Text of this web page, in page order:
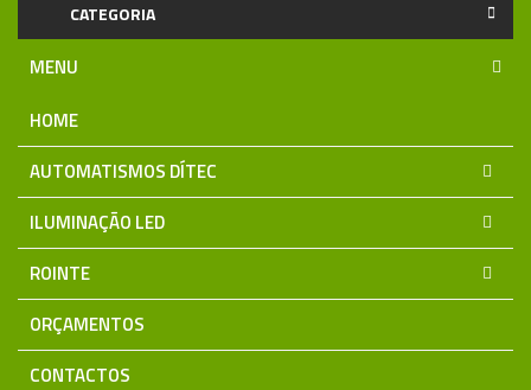
CATEGORIA
MENU
HOME
AUTOMATISMOS DÍTEC
ILUMINAÇÃO LED
ROINTE
ORÇAMENTOS
CONTACTOS